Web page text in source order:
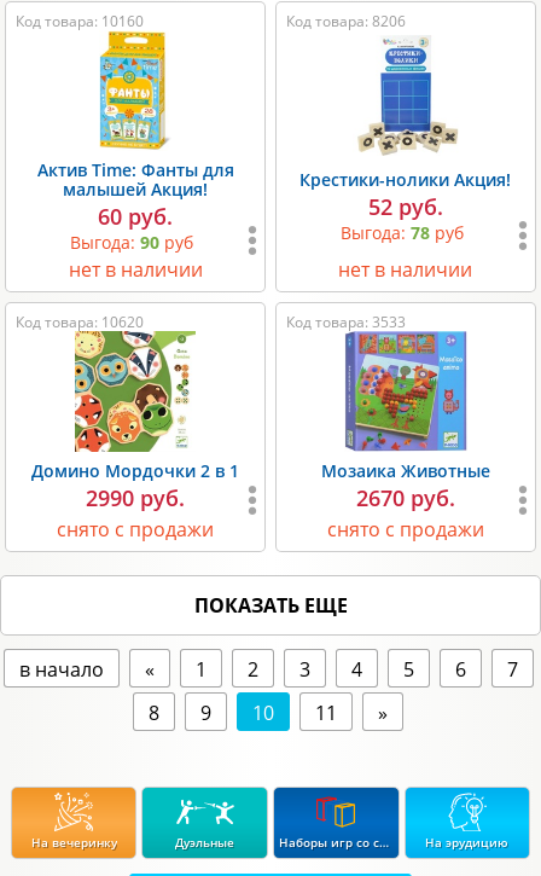
Код товара: 10160
Актив Time: Фанты для
малышей Акция!
60 руб.
Выгода:90 руб
нет в наличии
Код товара: 8206
Крестики-нолики Акция!
52 руб.
Выгода: 78руб
нет в наличии
Код товара: 10620
Домино Мордочки 2 в 1
2990 руб.
снято с продажи
Код товара: 3533
Мозаика Животные
2670 руб.
снято с продажи
ПОКАЗАТЬ ЕЩЕ
в начало « 1 2 3 4 5 6
7
8
9 10 11 »
Дуэльные Наборы игр со скидкой до 15% На эрудицию
На вечеринку